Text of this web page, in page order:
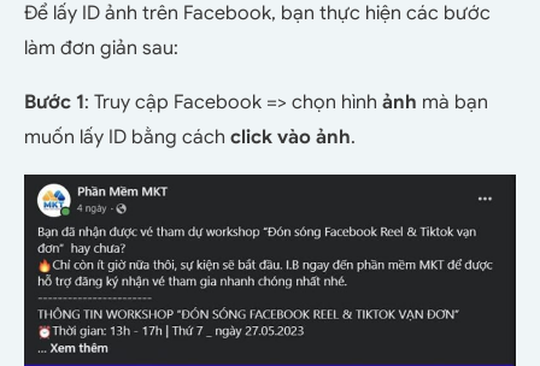
Để lấy ID ảnh trên Facebook, bạn thực hiện các bước
làm đơn giản sau:
Bước 1: Truy cập Facebook => chọn hình ảnh mà bạn
muốn lấy ID bằng cách click vào ảnh.